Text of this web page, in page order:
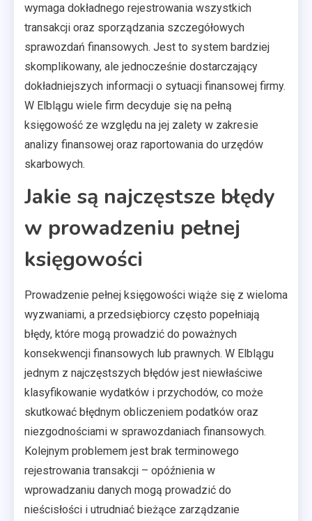
wymaga dokładnego rejestrowania wszystkich
transakcji oraz sporządzania szczegółowych
sprawozdań finansowych. Jest to system bardziej
skomplikowany, ale jednocześnie dostarczający
dokładniejszych informacji o sytuacji finansowej firmy.
W Elblągu wiele firm decyduje się na pełną
księgowość ze względu na jej zalety w zakresie
analizy finansowej oraz raportowania do urzędów
skarbowych.
Jakie są najczęstsze błędy
w prowadzeniu pełnej
księgowości
Prowadzenie pełnej księgowości wiąże się z wieloma
wyzwaniami, a przedsiębiorcy często popełniają
błędy, które mogą prowadzić do poważnych
konsekwencji finansowych lub prawnych. W Elblągu
jednym z najczęstszych błędów jest niewłaściwe
klasyfikowanie wydatków i przychodów, co może
skutkować błędnym obliczeniem podatków oraz
niezgodnościami w sprawozdaniach finansowych.
Kolejnym problemem jest brak terminowego
rejestrowania transakcji – opóźnienia w
wprowadzaniu danych mogą prowadzić do
nieścisłości i utrudniać bieżące zarządzanie